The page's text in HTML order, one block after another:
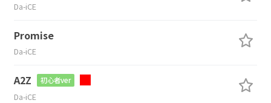
Da-iCE
Promise
Da-iCE
A2Z 初心者ver
Da-iCE